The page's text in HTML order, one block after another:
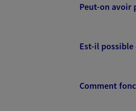
Peut-on avoir
Est-il possible
Comment